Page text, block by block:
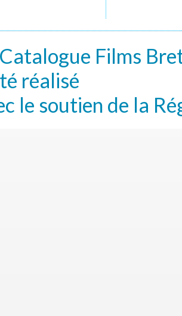
Films
réalisé
le soutien de la